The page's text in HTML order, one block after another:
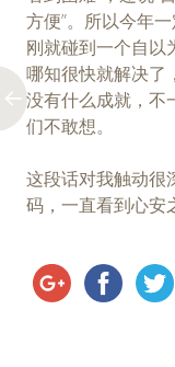
方便”。所以今年
刚就碰到一个自以
哪知很快就解决了
没有什么成就，不
们不敢想。
这段话对我触动很
码，一直看到心安